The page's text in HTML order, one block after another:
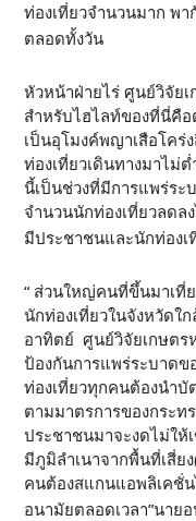
ท่องเที่ยวจำนวนมาก พ
ตลอดทั้งวัน
หัวหน้าฝ่ายไร่ ศูนย์วิจัยเ
สำหรับไฮไลท์ของที่นี่คือ
เป็นอุโมงค์พญาเสือโคร่
ท่องเที่ยวเดินทางมาไม่
นี้เป็นช่วงที่มีการแพร่ระ
จำนวนนักท่องเที่ยวลดล
มีประชาชนและนักท่องเ
“ ส่วนใหญ่คนที่ขึ้นมาเที่
นักท่องเที่ยวในจังหวัดใก
อาทิตย์ ศูนย์วิจัยเกษตร
ป้องกันการแพร่ระบาดข
ท่องเที่ยวทุกคนต้องนำบั
ตามมาตรการของกระ
ประชาชนมาจะงดไม่ให้
มีภูมิลำเนาจากพื้นที่เสี่ย
คนต้องสแกนแอพลิเคชั่
อนามัยตลอดเวลา”นาย